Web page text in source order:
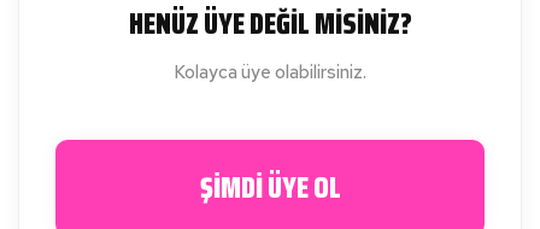
HENÜZ ÜYE DEĞİL MİSİNİZ?
Kolayca üye olabilirsiniz.
ŞİMDİ ÜYE OL